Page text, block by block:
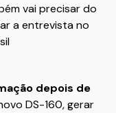
vai precisar do
a entrevista no
depois de
DS-160, gerar